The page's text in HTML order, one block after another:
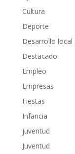
Cultura
Deporte
Desarrollo local
Destacado
Empleo
Empresas
Fiestas
Infancia
juventud
Juventud